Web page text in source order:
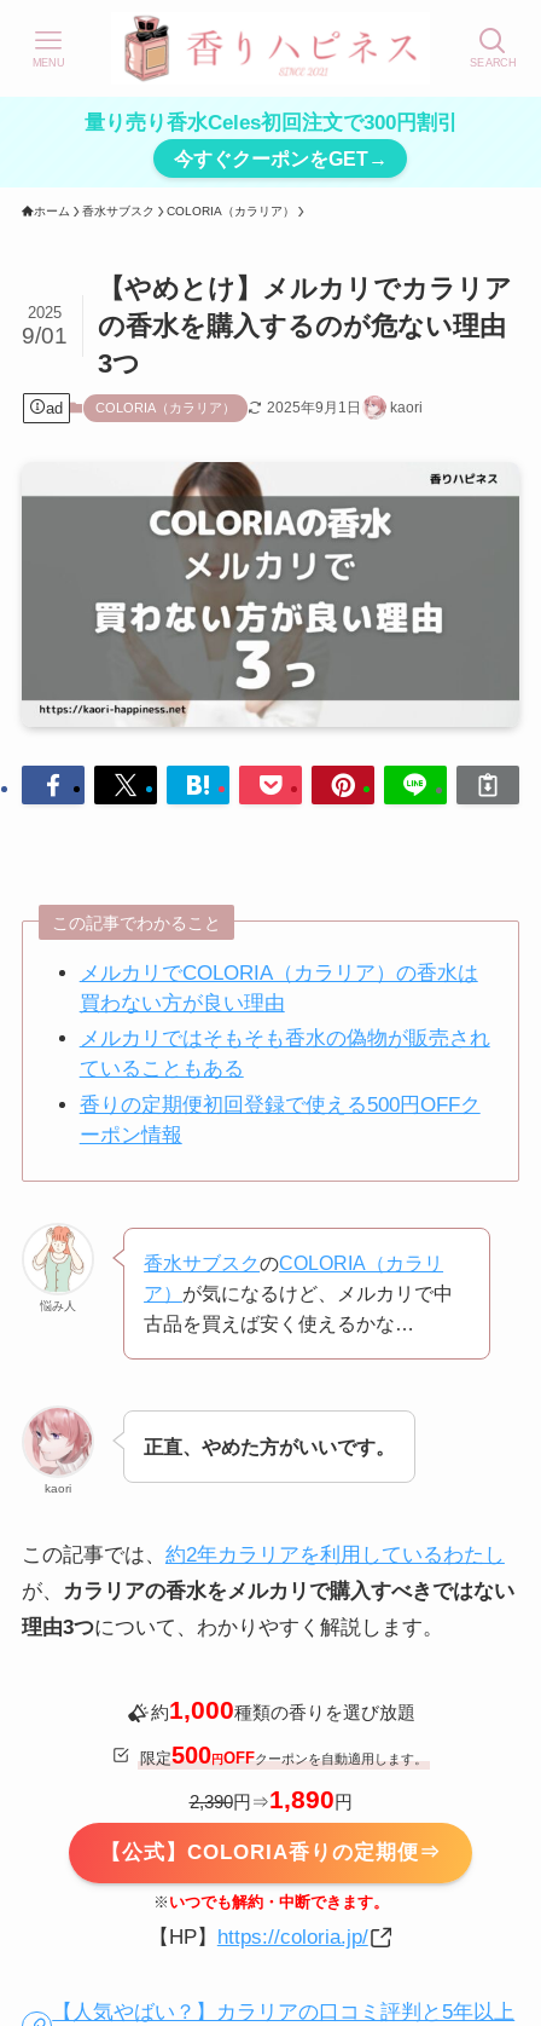
SEARCH
MENU
量り売り香水Celes初回注文で300円割引
今すぐクーポンをGET→
ホーム 香水サブスク COLORIA（カラリア）
【やめとけ】メルカリでカラリア
の香水を購入するのが危ない理由
3つ
2025
9/01
ad COLORIA（カラリア） 2025年9月1日 kaori
この記事でわかること
メルカリでCOLORIA（カラリア）の香水は
買わない方が良い理由
メルカリではそもそも香水の偽物が販売され
ていることもある
香りの定期便初回登録で使える500円OFFク
ーポン情報
悩み人
香水サブスクのCOLORIA（カラリ
ア） が気になるけど、メルカリで中
古品を買えば安く使えるかな…
kaori
正直、やめた方がいいです。
この記事では、 約2年カラリアを利用しているわたし
が、
カラリアの香水をメルカリで購入すべきではない
理由3つについて、わかりやすく解説します。
約1,000種類の香りを選び放題
限定500円OFFクーポンを自動適用します。
2,390円⇒1,890円
【公式】COLORIA香りの定期便⇒
※ いつでも解約・中断できます。
【HP】 https://coloria.jp/
【人気やばい？】カラリアの口コミ評判と5年以上